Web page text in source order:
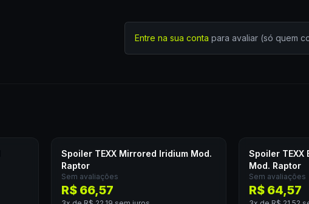
Entre na sua conta para avaliar (só quem
Spoiler TEXX Mirrored Iridium Mod.
Raptor
Sem avaliações
R$ 66,57
Spoiler TEXX
Mod. Raptor
Sem avaliações
R$ 64,57